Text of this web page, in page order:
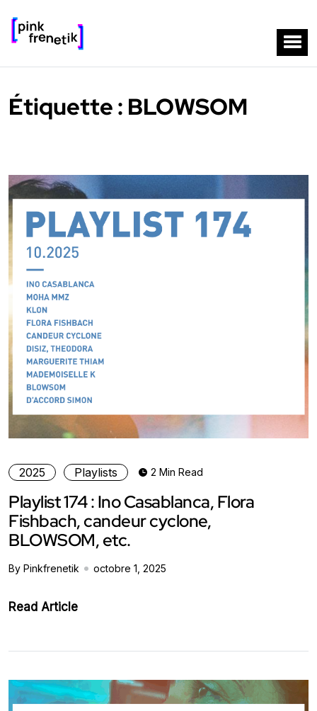
Étiquette : BLOWSOM
2025 Playlists 2 Min Read
Playlist 174 : Ino Casablanca, Flora
Fishbach, candeur cyclone,
BLOWSOM, etc.
By Pinkfrenetik octobre 1, 2025
Read Article